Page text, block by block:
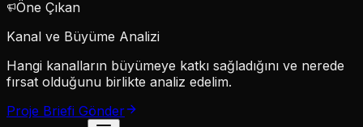
Öne Çıkan
Kanal ve Büyüme Analizi
Hangi kanalların büyümeye katkı sağladığını ve nerede
fırsat olduğunu birlikte analiz edelim.
Proje Briefi Gönder